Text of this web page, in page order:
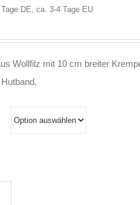
DE, ca. 3-4 Tage EU
Wollfilz mit 10 cm breiter